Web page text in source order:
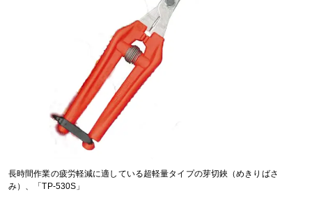
長時間作業の疲労軽減に適している超軽量タイプの芽切鋏（めきりばさ
み）、「TP-530S」